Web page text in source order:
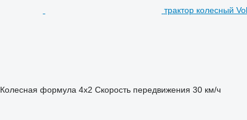
трактор колесный
Колесная формула 4x2 Скорость передвижения 30 км/ч